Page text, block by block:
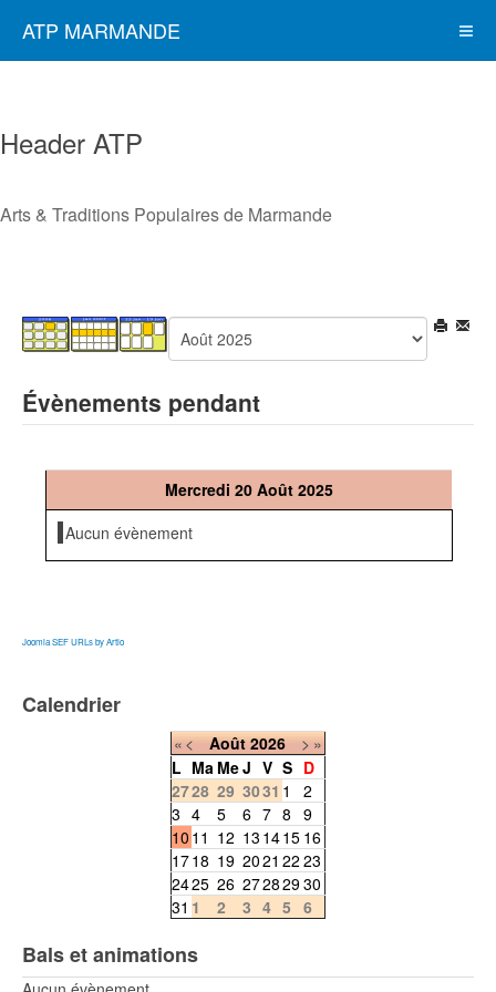
ATP MARMANDE
Header ATP
Arts & Traditions Populaires de Marmande
Évènements pendant
Mercredi 20 Août 2025
Aucun évènement
Joomla SEF URLs by Artio
Calendrier
«< Août 2026 >»
L Ma MeJ V S D
2728 29 3031 1
2
3 4 5 6 7 8 9
10 11 12 13 1415 16
1718 19 2021 22 23
2425 26 27282930
31 1 2 3 4 5 6
Bals et animations